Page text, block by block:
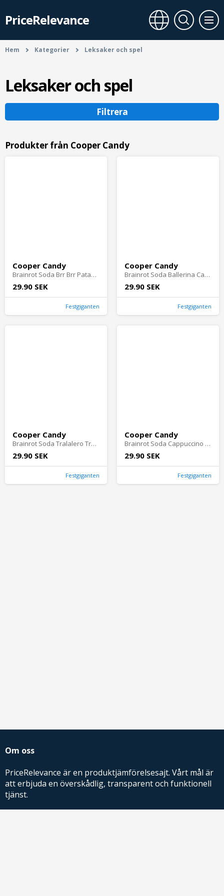
PriceRelevance
Hem Kategorier Leksaker och spel
Leksaker och spel
Filtrera
Produkter från Cooper Candy
Cooper Candy
Brainrot Soda Brr Brr Patapim
29.90 SEK
Festgiganten
Cooper Candy
Brainrot Soda Ballerina Cappuccina
29.90 SEK
Festgiganten
Cooper Candy
Brainrot Soda Tralalero Tralala
29.90 SEK
Festgiganten
Cooper Candy
Brainrot Soda Cappuccino Assassino
29.90 SEK
Festgiganten
Om oss
PriceRelevance är en produktjämförelsesajt. Vårt mål är
att erbjuda en överskådlig, transparent och funktionell
tjänst.
PriceRelevance ägs och drivs av AdRelevance Sverige AB.